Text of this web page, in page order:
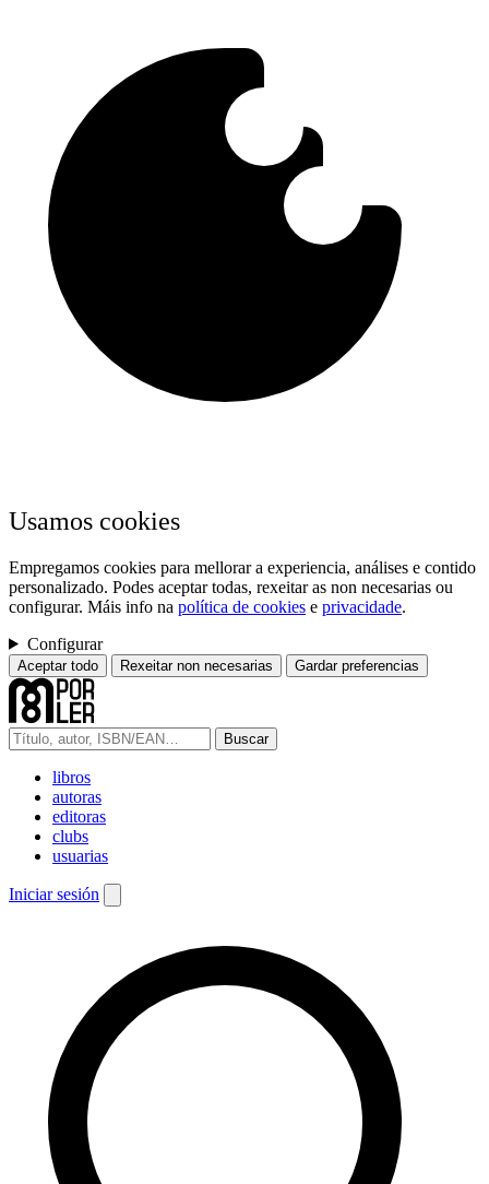
Usamos cookies
Empregamos cookies para mellorar a experiencia, análises e contido
personalizado. Podes aceptar todas, rexeitar as non necesarias ou
configurar. Máis info na política de cookies e privacidade.
Configurar
Aceptar todo Rexeitar non necesarias Gardar preferencias
Buscar
libros
autoras
editoras
clubs
usuarias
Iniciar sesión